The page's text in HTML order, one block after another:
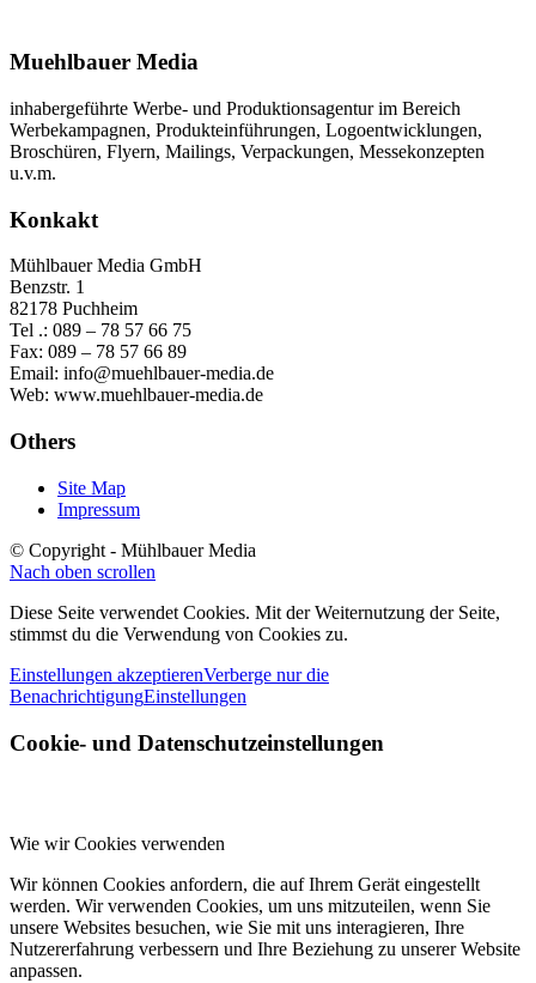
Muehlbauer Media
inhabergeführte Werbe- und Produktionsagentur im Bereich
Werbekampagnen, Produkteinführungen, Logoentwicklungen,
Broschüren, Flyern, Mailings, Verpackungen, Messekonzepten
u.v.m.
Konkakt
Mühlbauer Media GmbH
Benzstr. 1
82178 Puchheim
Tel .: 089 – 78 57 66 75
Fax: 089 – 78 57 66 89
Email: info@muehlbauer-media.de
Web: www.muehlbauer-media.de
Others
Site Map
Impressum
© Copyright - Mühlbauer Media
Nach oben scrollen
Diese Seite verwendet Cookies. Mit der Weiternutzung der Seite,
stimmst du die Verwendung von Cookies zu.
Einstellungen akzeptierenVerberge nur die
BenachrichtigungEinstellungen
Cookie- und Datenschutzeinstellungen
Wie wir Cookies verwenden
Wir können Cookies anfordern, die auf Ihrem Gerät eingestellt
werden. Wir verwenden Cookies, um uns mitzuteilen, wenn Sie
unsere Websites besuchen, wie Sie mit uns interagieren, Ihre
Nutzererfahrung verbessern und Ihre Beziehung zu unserer Website
anpassen.